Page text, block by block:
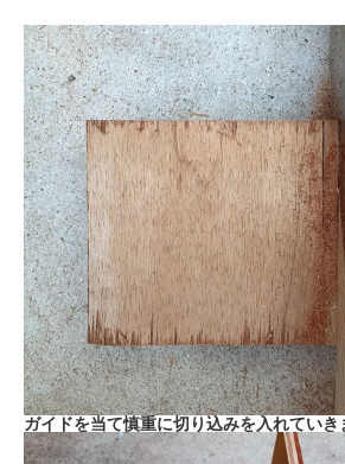
ガイドを当て慎重に切り込みを入れていき